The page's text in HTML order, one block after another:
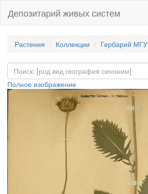
Депозитарий живых систем
Растения Коллекции Гербарий МГУ
Полное изображение